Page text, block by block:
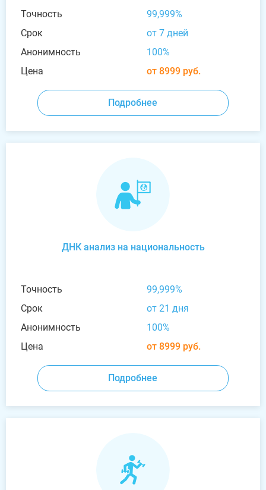
Точность
99,999%
Срок
от 7 дней
Анонимность
100%
Цена
от 8999 руб.
Подробнее
ДНК анализ на национальность
Точность
99,999%
Срок
от 21 дня
Анонимность
100%
Цена
от 8999 руб.
Подробнее